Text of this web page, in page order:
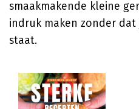
smaakmakende kleine
indruk maken zonder
staat.